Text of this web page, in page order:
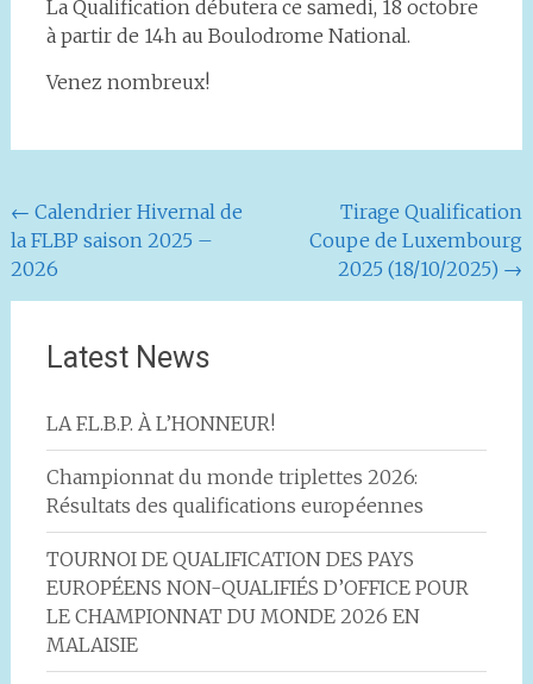
La Qualification débutera ce samedi, 18 octobre
à partir de 14h au Boulodrome National.
Venez nombreux!
Navigation
de
l'article
← Calendrier Hivernal de
la FLBP saison 2025 –
2026
Tirage Qualification
Coupe de Luxembourg
2025 (18/10/2025) →
Latest News
LA F.L.B.P. À L’HONNEUR!
Championnat du monde triplettes 2026:
Résultats des qualifications européennes
TOURNOI DE QUALIFICATION DES PAYS
EUROPÉENS NON-QUALIFIÉS D’OFFICE POUR
LE CHAMPIONNAT DU MONDE 2026 EN
MALAISIE